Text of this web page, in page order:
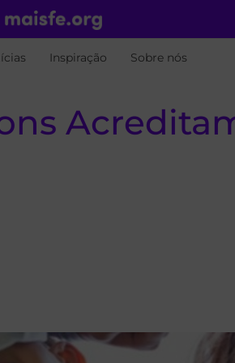
Inspiração Sobre nós